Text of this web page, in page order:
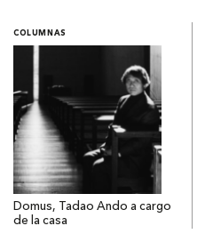
COLUMNAS
Domus, Tadao Ando a cargo
de la casa